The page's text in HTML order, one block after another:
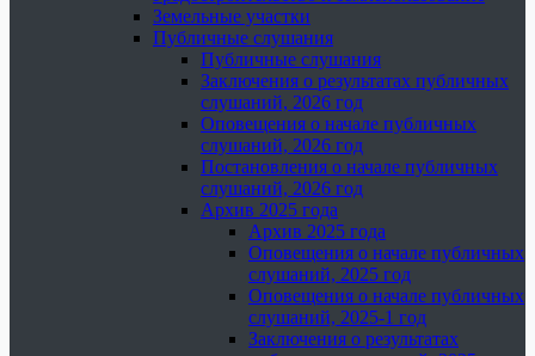
Земельные участки
Публичные слушания
Публичные слушания
Заключения о результатах публичных
слушаний, 2026 год
Оповещения о начале публичных
слушаний, 2026 год
Постановления о начале публичных
слушаний, 2026 год
Архив 2025 года
Архив 2025 года
Оповещения о начале публичных
слушаний, 2025 год
Оповещения о начале публичных
слушаний, 2025-1 год
Заключения о результатах